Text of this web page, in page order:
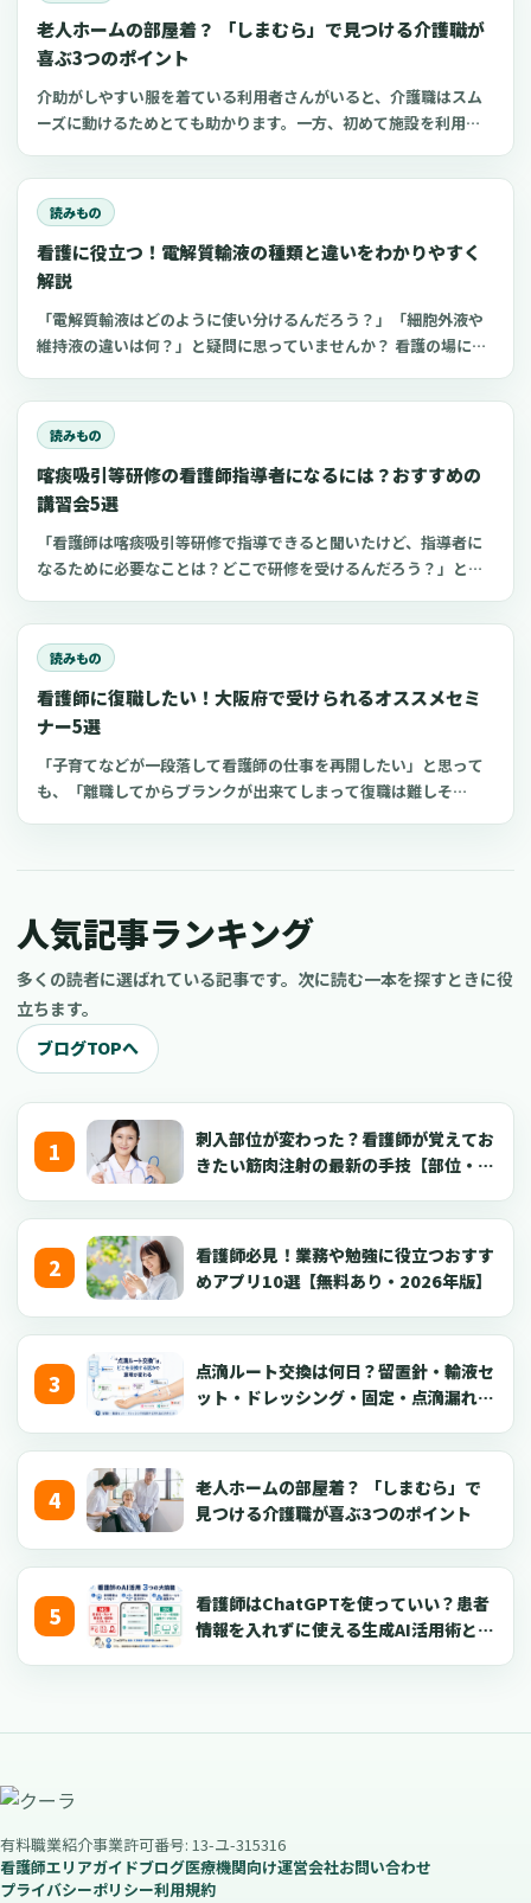
老人ホームの部屋着？ 「しまむら」で見つける介護職が
喜ぶ3つのポイント
介助がしやすい服を着ている利用者さんがいると、介護職はスム
ーズに動けるためとても助かります。一方、初めて施設を利用す
道府県に約1,400店舗ある「しまむら」で手に入れられるアイテ
ムを中心に、老人ホームに入所した利用者さんと介護職にとって
快適な部屋着のポイントをご紹介します。
読みもの
看護に役立つ！電解質輸液の種類と違いをわかりやすく
解説
「電解質輸液はどのように使い分けるんだろう？」「細胞外液や
維持液の違いは何？」と疑問に思っていませんか？ 看護の場にお
類は多く、看護師がそれぞれの輸液製剤の特徴や使い分けを理解
するのは難しいものです。 今回は、看護師が知っておきたい電解
質輸液の種類と違いについてわかりやすく解説します。
読みもの
喀痰吸引等研修の看護師指導者になるには？おすすめの
講習会5選
「看護師は喀痰吸引等研修で指導できると聞いたけど、指導者に
なるために必要なことは？どこで研修を受けるんだろう？」と思
護師としてのスキルアップにつながり病院や介護施設の仕事に生
かせるかもしれません 。今回は、喀痰吸引等研修の指導教員にな
る条件やおすすめの講習会についてご紹介します。
読みもの
看護師に復職したい！大阪府で受けられるオススメセミ
ナー5選
「子育てなどが一段落して看護師の仕事を再開したい」と思って
も、「離職してからブランクが出来てしまって復職は難しそ
師の人材不足がつづいており、最近では潜在看護師が安心して復
でおすすめの復職支援セミナーを5つご紹介します。
人気記事ランキング
多くの読者に選ばれている記事です。次に読む一本を探すときに役
立ちます。
ブログTOPへ
刺入部位が変わった？看護師が覚えてお
きたい筋肉注射の最新の手技【部位・
看護師必見！業務や勉強に役立つおすす
めアプリ10選【無料あり・2026年版】
点滴ルート交換は何日？留置針・輸液セ
ット・ドレッシング・固定・点滴漏れ対
老人ホームの部屋着？ 「しまむら」で
見つける介護職が喜ぶ3つのポイント
看護師はChatGPTを使っていい？患者
情報を入れずに使える生成AI活用術とプ
有料職業紹介事業許可番号: 13-ユ-315316
看護師エリアガイドブログ医療機関向け運営会社お問い合わせ
プライバシーポリシー利用規約